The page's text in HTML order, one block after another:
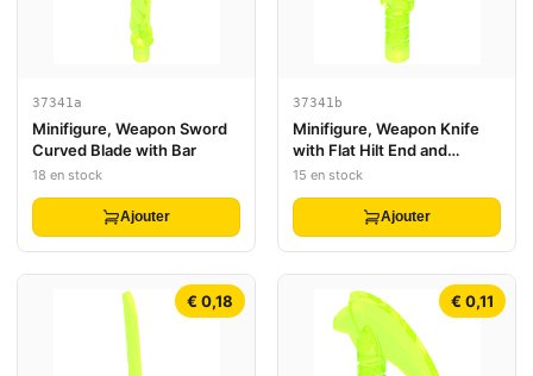
37341a
Minifigure, Weapon Sword
Curved Blade with Bar
18 en stock
Ajouter
37341b
Minifigure, Weapon Knife
with Flat Hilt End and
Curved Blade, Cross
15 en stock
Ajouter
€ 0,18 € 0,11